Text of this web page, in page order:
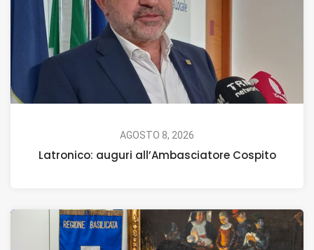
AGOSTO 8, 2026
Latronico: auguri all’Ambasciatore Cospito